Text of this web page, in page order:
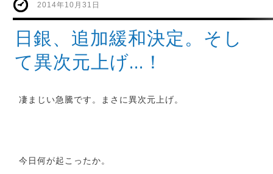
2014年10月31日
日銀、追加緩和決定。そし
て異次元上げ…！
凄まじい急騰です。まさに異次元上げ。
今日何が起こったか。